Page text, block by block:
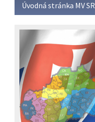
Úvodná stránka MV SR